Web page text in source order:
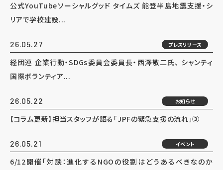
公式YouTubeソーシャルグッド タイムズ 能登半島地震支援・シ
リアで学校建設...
26.05.27 プレスリリース
経団連 企業行動・SDGs委員会委員長・西澤敬二氏、 シャンティ
国際ボランティア...
26.05.22 お知らせ
【コラム更新】担当スタッフが語る「JPFの緊急支援の流れ」③
26.05.21 イベント
6/12開催「対談：進化するNGOの役割はどうあるべきなのか